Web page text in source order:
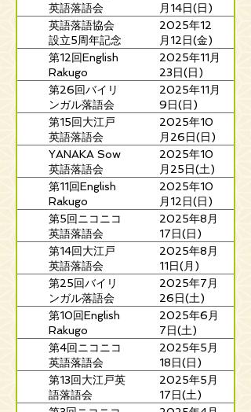
英語落語会
月14日(日)
英語落語協会
設立5周年記念
寄席
2025年12
月12日(金)
第12回English
Rakugo
Wonderland
2025年11月
23日(日)
第26回バイリ
ンガル落語会
2025年11月
9日(日)
第15回大江戸
英語落語会
2025年10
月26日(日)
YANAKA Sow
英語落語会
2025年10
月25日(土)
第11回English
Rakugo
Wonderland
2025年10
月12日(日)
第5回ニコニコ
英語落語会
2025年8月
17日(日)
第14回大江戸
英語落語会
2025年8月
11日(月)
第25回バイリ
ンガル落語会
2025年7月
26日(土)
第10回English
Rakugo
Wonderland
2025年6月
7日(土)
第4回ニコニコ
英語落語会
2025年5月
18日(日)
第13回大江戸英
語落語会
2025年5月
17日(土)